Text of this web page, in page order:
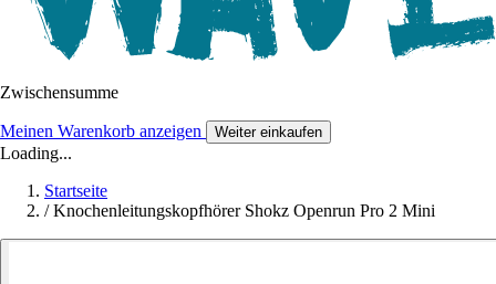
Zwischensumme
Meinen Warenkorb anzeigen Weiter einkaufen
Loading...
Startseite
/ Knochenleitungskopfhörer Shokz Openrun Pro 2 Mini